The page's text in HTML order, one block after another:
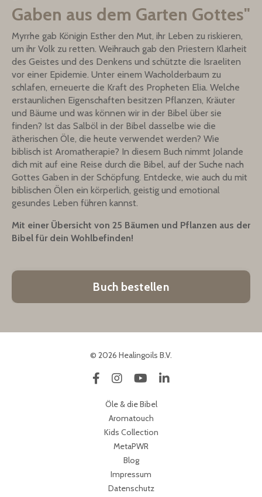
Gaben aus dem Garten Gottes"
Myrrhe gab Königin Esther den Mut, ihr Leben zu riskieren,
um ihr Volk zu retten. Weihrauch gab den Priestern Klarheit
des Geistes und des Denkens und schützte die Israeliten
vor einer Epidemie. Unter einem Wacholderbaum zu
schlafen, erneuerte die Kraft des Propheten Elia. Welche
erstaunlichen Eigenschaften besitzen Pflanzen, Kräuter
und Bäume und was können wir in der Bibel über sie
finden? Ist das Salböl in der Bibel dasselbe wie die
ätherischen Öle, die heute verwendet werden? Wie
biblisch ist Aromatherapie? In diesem Buch nimmt Jolande
dich mit auf eine Reise durch die Bibel, auf der Suche nach
Gottes Gaben in der Schöpfung. Entdecke, wie auch du mit
biblischen Ölen ein körperlich, geistig und emotional
gesundes Leben führen kannst.
Mit einer Übersicht von 25 Bäumen und Pflanzen aus der
Bibel für dein Wohlbefinden!
Buch bestellen
© 2026 Healingoils B.V.
Öle & die Bibel
Aromatouch
Kids Collection
MetaPWR
Blog
Impressum
Datenschutz